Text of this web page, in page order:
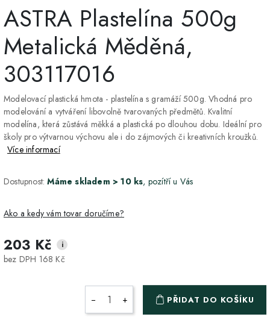
ASTRA Plastelína 500g
Metalická Měděná,
303117016
Modelovací plastická hmota - plastelína s gramáží 500g. Vhodná pro
modelování a vytváření libovolně tvarovaných předmětů. Kvalitní
modelína, která zůstává měkká a plastická po dlouhou dobu. Ideální pro
školy pro výtvarnou výchovu ale i do zájmových či kreativních kroužků.
Více informací
Dostupnost:Máme skladem > 10 ks, pozítří u Vás
Ako a kedy vám tovar doručíme?
DPD Home - doručenie
na adresu
203 Kč i
bez DPH 168 Kč
− + PŘIDAT DO KOŠÍKU